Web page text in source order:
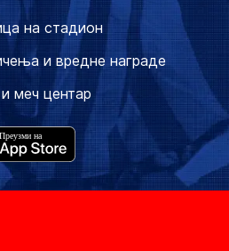
на стадион
и вредне награде
меч центар